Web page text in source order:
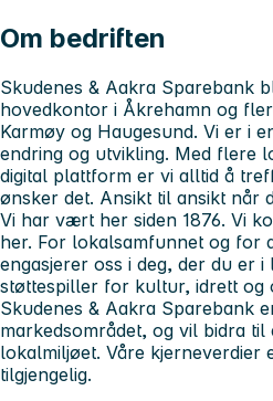
Om bedriften
Skudenes & Aakra Sparebank
hovedkontor i Åkrehamn og
Karmøy og Haugesund. Vi er i
endring og utvikling. Med flere
digital plattform er vi alltid å
ønsker det. Ansikt til ansikt når
Vi har vært her siden 1876. Vi
her. For lokalsamfunnet og for
engasjerer oss i deg, der du er
støttespiller for kultur, idrett og
Skudenes & Aakra Sparebank
markedsområdet, og vil bidra
lokalmiljøet. Våre kjerneverdier
tilgjengelig.